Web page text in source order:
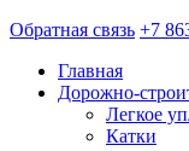
Обратная связь +7
Главная
Дорожно-
Легкое
Катки